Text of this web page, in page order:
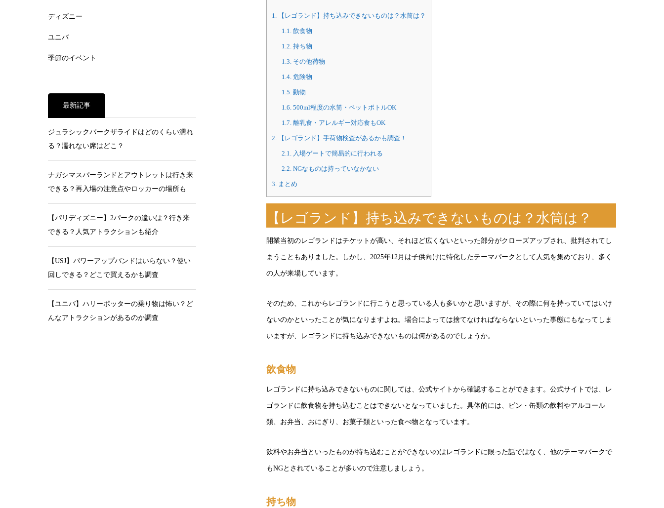
1. 【レゴランド】持ち込みできないものは？水筒は？
1.1.飲食物
1.2.持ち物
1.3.その他荷物
1.4.危険物
1.5.動物
1.6.500ml程度の水筒・ペットボトルOK
1.7.離乳食・アレルギー対応食もOK
2. 【レゴランド】手荷物検査があるかも調査！
2.1.入場ゲートで簡易的に行われる
2.2.NGなものは持っていなかない
3. まとめ
【レゴランド】持ち込みできないものは？水筒は？
開業当初のレゴランドはチケットが高い、それほど広くないといった部分がクローズアップされ、批判されてし
まうこともありました。しかし、2025年12月は子供向けに特化したテーマパークとして人気を集めており、多く
の人が来場しています。
そのため、これからレゴランドに行こうと思っている人も多いかと思いますが、その際に何を持っていてはいけ
ないのかといったことが気になりますよね。場合によっては捨てなければならないといった事態にもなってしま
いますが、レゴランドに持ち込みできないものは何があるのでしょうか。
飲食物
レゴランドに持ち込みできないものに関しては、公式サイトから確認することができます。公式サイトでは、レ
ゴランドに飲食物を持ち込むことはできないとなっていました。具体的には、ビン・缶類の飲料やアルコール
類、お弁当、おにぎり、お菓子類といった食べ物となっています。
飲料やお弁当といったものが持ち込むことができないのはレゴランドに限った話ではなく、他のテーマパークで
もNGとされていることが多いので注意しましょう。
持ち物
ディズニー
ユニバ
季節のイベント
最新記事
ジュラシックパークザライドはどのくらい濡れ
る？濡れない席はどこ？
ナガシマスパーランドとアウトレットは行き来
できる？再入場の注意点やロッカーの場所も
【パリディズニー】2パークの違いは？行き来
できる？人気アトラクションも紹介
【USJ】パワーアップバンドはいらない？使い
回しできる？どこで買えるかも調査
【ユニバ】ハリーポッターの乗り物は怖い？ど
んなアトラクションがあるのか調査